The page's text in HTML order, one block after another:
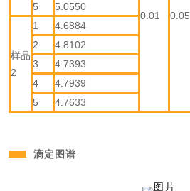
0.01 0.05
5
5.0550
样品
2
1 4.6884
2
4.8102
3
4.7393
4
4.7939
5
4.7633
滴定图谱